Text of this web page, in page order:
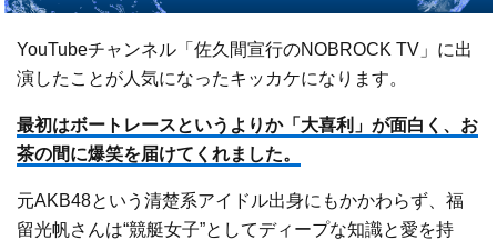
YouTubeチャンネル「佐久間宣行のNOBROCK TV」に出
演したことが人気になったキッカケになります。
最初はボートレースというよりか「大喜利」が面白く、お
茶の間に爆笑を届けてくれました。
元AKB48という清楚系アイドル出身にもかかわらず、福
留光帆さんは“競艇女子”としてディープな知識と愛を持